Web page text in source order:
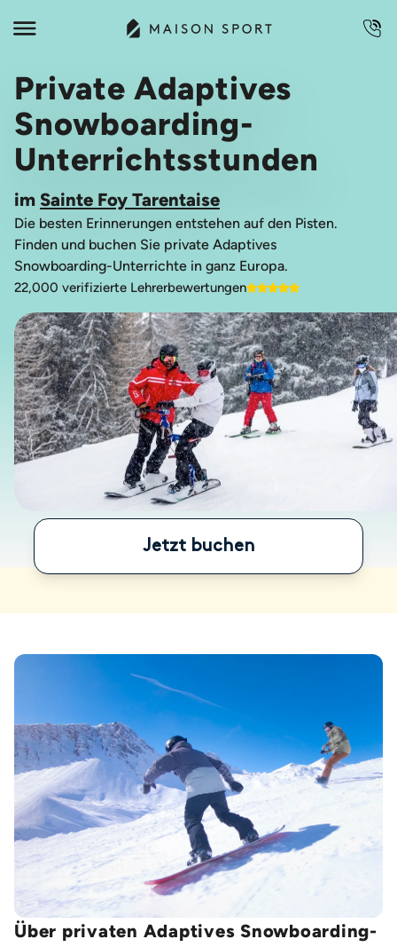
Private Adaptives
Snowboarding-
Unterrichtsstunden
im Sainte Foy Tarentaise
Die besten Erinnerungen entstehen auf den Pisten.
Finden und buchen Sie private Adaptives
Snowboarding-Unterrichte in ganz Europa.
22,000 verifizierte Lehrerbewertungen
Jetzt buchen
Über privaten Adaptives Snowboarding-